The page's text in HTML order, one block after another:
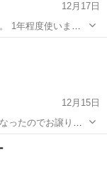
12月17日
1年程度使いまし
たので値下げしま
12月15日
ったのでお譲りし